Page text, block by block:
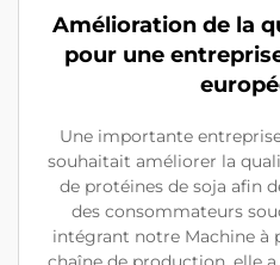
Amélioration de la
pour une
Une importante
souhaitait améliorer la
de protéines de soja afin
des consommateurs
intégrant notre Machine à